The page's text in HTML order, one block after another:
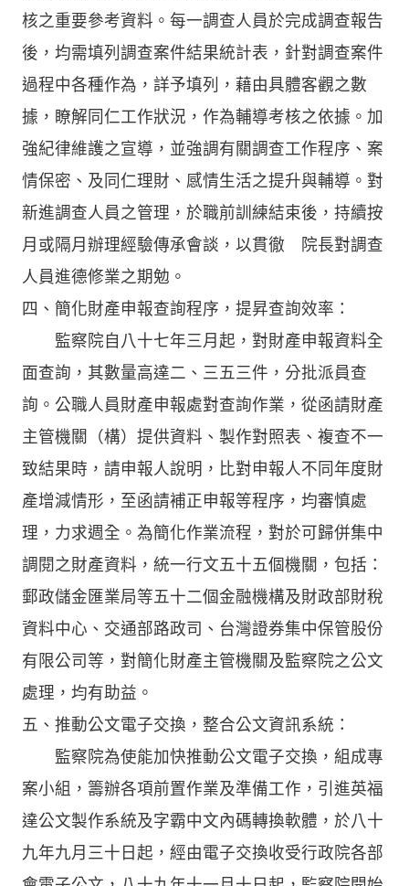
核之重要參考資料。每一調查人員於完成調查報告
後，均需填列調查案件結果統計表，針對調查案件
過程中各種作為，詳予填列，藉由具體客觀之數
據，瞭解同仁工作狀況，作為輔導考核之依據。加
強紀律維護之宣導，並強調有關調查工作程序、案
情保密、及同仁理財、感情生活之提升與輔導。對
新進調查人員之管理，於職前訓練結束後，持續按
月或隔月辦理經驗傳承會談，以貫徹 院長對調查
人員進德修業之期勉。
四、簡化財產申報查詢程序，提昇查詢效率：
監察院自八十七年三月起，對財產申報資料全
面查詢，其數量高達二、三五三件，分批派員查
詢。公職人員財產申報處對查詢作業，從函請財產
主管機關（構）提供資料、製作對照表、複查不一
致結果時，請申報人說明，比對申報人不同年度財
產增減情形，至函請補正申報等程序，均審慎處
理，力求週全。為簡化作業流程，對於可歸併集中
調閱之財產資料，統一行文五十五個機關，包括：
郵政儲金匯業局等五十二個金融機構及財政部財稅
資料中心、交通部路政司、台灣證券集中保管股份
有限公司等，對簡化財產主管機關及監察院之公文
處理，均有助益。
五、推動公文電子交換，整合公文資訊系統：
監察院為使能加快推動公文電子交換，組成專
案小組，籌辦各項前置作業及準備工作，引進英福
達公文製作系統及字霸中文內碼轉換軟體，於八十
九年九月三十日起，經由電子交換收受行政院各部